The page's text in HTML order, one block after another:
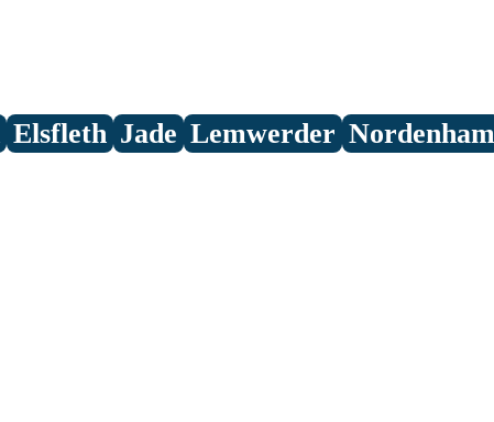
Elsfleth Jade Lemwerder Nordenham